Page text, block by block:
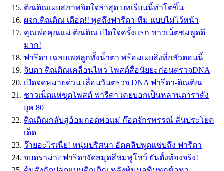
ติณติณเผยสภาพจิตใจล่าสุด บทเรียนนี้ทำโตขึ้น
ผจก.ติณติณ เดือด!! พูดถึงฟารีดา-ทีม แบบไม่ไว้หน้า
คุณพ่อคุณแม่ ติณติณ เปิดใจครั้งแรก ชาวเน็ตชมพูดดี
มาก!
ฟารีดา เฉลยเพศลูกทั้งน้ำตา พร้อมเผยสิ่งที่กลัวตอนนี้
จับตา ติณติณเคลื่อนไหว โพสต์สื่อนัยยะก่อนตรวจDNA
เปิดจดหมายด่วน เลื่อนวันตรวจ DNA ฟารีดา-ติณติณ
ชาวเน็ตเเห่ขุดโพสต์ ฟารีดา เคยบอกเป็นหลานดาราดัง
ยุค 80
ติณติณกลับสู่อ้อมกอดพ่อแม่ ก๊อตจักรพรรณ์ ลั่นประโยค
เด็ด
ว๊ายอะไรเนี่ย! หนุ่มปริศนา อัดคลิปพูดแซ่บถึง ฟารีดา
จบดราม่า? ฟาริดางัดสมุดสีชมพูโชว์ ยันตั้งท้องจริง!